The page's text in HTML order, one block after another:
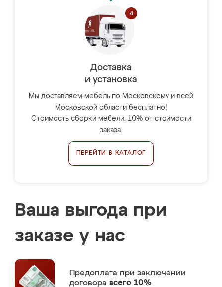
Доставка
и установка
Мы доставляем мебель по Московскому и всей
Московской области бесплатно!
Стоимость сборки мебели: 10% от стоимости
заказа.
ПЕРЕЙТИ В КАТАЛОГ
Ваша выгода при
заказе у нас
Предоплата при заключении
договора всего 10%